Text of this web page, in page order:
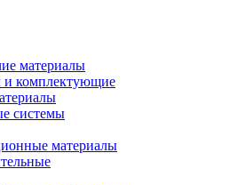
материалы
и комплектующие
системы
материалы